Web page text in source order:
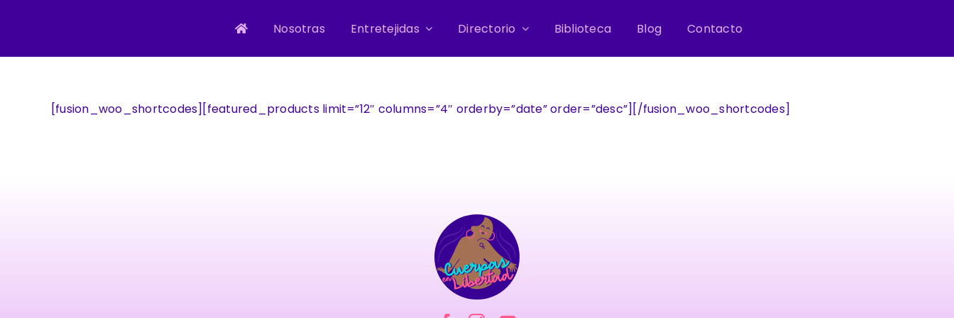
Nosotras Entretejidas Directorio Biblioteca Blog Contacto
[fusion_woo_shortcodes][featured_products limit=”12″ columns=”4″ orderby=”date” order=”desc”][/fusion_woo_shortcodes]